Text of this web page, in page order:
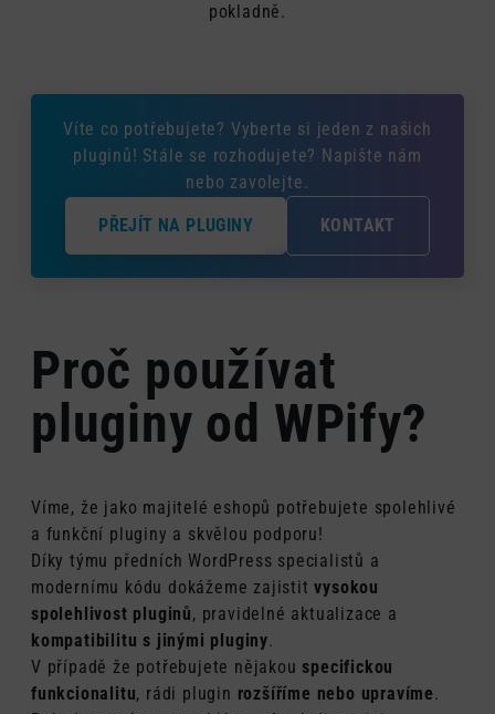
pokladně.
Víte co potřebujete? Vyberte si jeden z našich
pluginů! Stále se rozhodujete? Napište nám
nebo zavolejte.
PŘEJÍT NA PLUGINY KONTAKT
Proč používat
pluginy od WPify?
Víme, že jako majitelé eshopů potřebujete spolehlivé
a funkční pluginy a skvělou podporu!
Díky týmu předních WordPress specialistů a
modernímu kódu dokážeme zajistitvysokou
spolehlivost pluginů, pravidelné aktualizace a
kompatibilitu s jinými pluginy.
V případě že potřebujete nějakouspecifickou
funkcionalitu, rádi plugin rozšíříme nebo upravíme.